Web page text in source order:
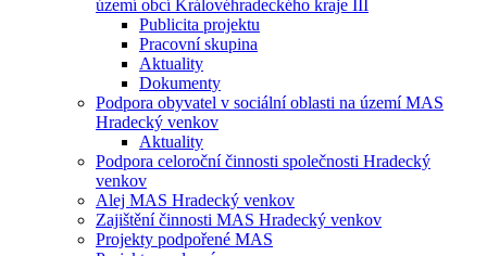
území obcí Královéhradeckého kraje III
Publicita projektu
Pracovní skupina
Aktuality
Dokumenty
Podpora obyvatel v sociální oblasti na území MAS
Hradecký venkov
Aktuality
Podpora celoroční činnosti společnosti Hradecký
venkov
Alej MAS Hradecký venkov
Zajištění činnosti MAS Hradecký venkov
Projekty podpořené MAS